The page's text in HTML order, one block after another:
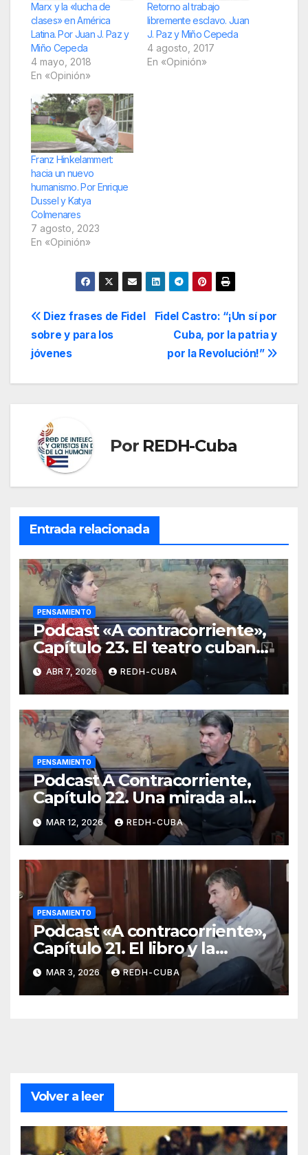
Marx y la «lucha de
clases» en América
Latina. Por Juan J. Paz y
Miño Cepeda
4 mayo, 2018
En «Opinión»
Retorno al trabajo
libremente esclavo. Juan
J. Paz y Miño Cepeda
4 agosto, 2017
En «Opinión»
Franz Hinkelammert:
hacia un nuevo
humanismo. Por Enrique
Dussel y Katya
Colmenares
7 agosto, 2023
En «Opinión»
Navegación
de
entradas
Fidel Castro: “¡Un sí por
Cuba, por la patria y
por la Revolución!”
Diez frases de Fidel
sobre y para los
jóvenes
Por REDH-Cuba
Entrada relacionada
PENSAMIENTO
Podcast «A contracorriente»,
Capítulo 23. El teatro cubano
hoy
ABR 7, 2026 REDH-CUBA
PENSAMIENTO
Podcast A Contracorriente,
Capítulo 22. Una mirada al
teatro contemporáneo
MAR 12, 2026 REDH-CUBA
PENSAMIENTO
Podcast «A contracorriente»,
Capítulo 21. El libro y la
lectura en la Cuba de hoy
MAR 3, 2026 REDH-CUBA
Volver a leer